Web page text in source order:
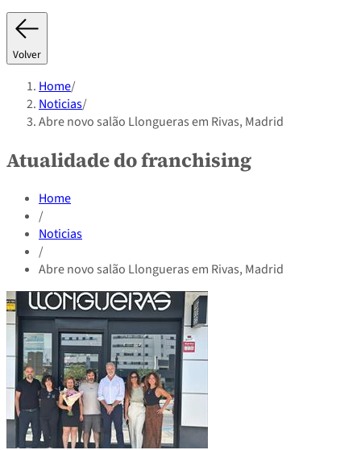
Volver
Home/
Noticias/
Abre novo salão Llongueras em Rivas, Madrid
Atualidade do franchising
Home
/
Noticias
/
Abre novo salão Llongueras em Rivas, Madrid